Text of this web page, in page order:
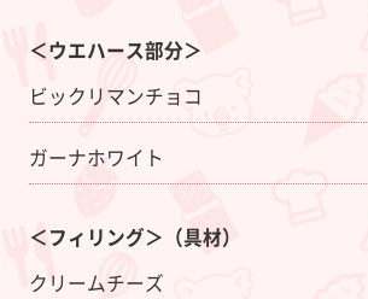
＜ウエハース部分＞
ビックリマンチョコ
ガーナホワイト
＜フィリング＞（具材）
クリームチーズ